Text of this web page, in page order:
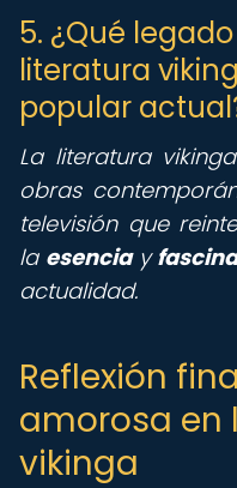
5. ¿Qué
literatura
popular
La literatura
obras
televisión que
la esenciay
actualidad.
Reflexión
amorosa en
vikinga